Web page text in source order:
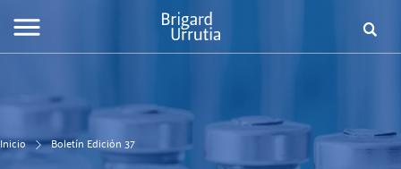
Buscar
Inicio Boletín Edición 37